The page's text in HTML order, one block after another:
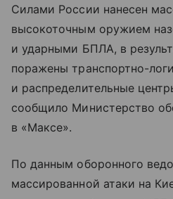
Силами России нанесен
высокоточным оружием
и ударными БПЛА, в
поражены транспортно-
и распределительные
сообщило Министерство
в «Максе».
По данным оборонного
массированной атаки на